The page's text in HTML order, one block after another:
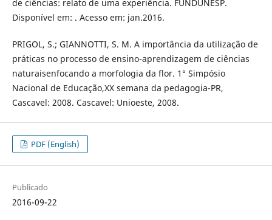
de ciências: relato de uma experiência. FUNDUNESP.
Disponível em: . Acesso em: jan.2016.
PRIGOL, S.; GIANNOTTI, S. M. A importância da utilização de
práticas no processo de ensino-aprendizagem de ciências
naturaisenfocando a morfologia da flor. 1° Simpósio
Nacional de Educação,XX semana da pedagogia-PR,
Cascavel: 2008. Cascavel: Unioeste, 2008.
PDF (English)
Publicado
2016-09-22